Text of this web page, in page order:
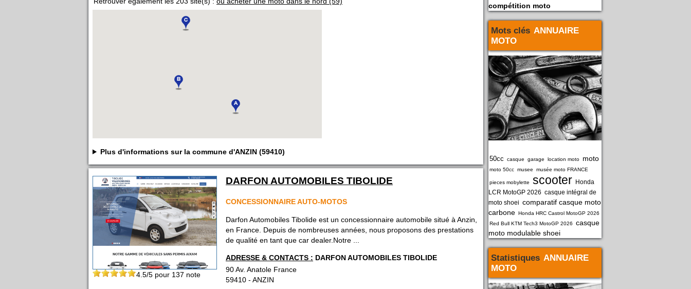
compétition moto
Mots clés ANNUAIRE
MOTO
50cc casque garage location moto moto
moto 50cc musee musée moto FRANCE
pieces mobylette scooter
Honda
LCR MotoGP 2026 casque intégral de
moto shoei comparatif casque moto
carbone Honda HRC Castrol MotoGP 2026
Red Bull KTM Tech3 MotoGP 2026
casque
moto modulable shoei
Statistiques ANNUAIRE
MOTO
Plus d'informations sur la commune d'ANZIN (59410)
4.5/5 pour 137 note
DARFON AUTOMOBILES TIBOLIDE
CONCESSIONNAIRE AUTO-MOTOS
Darfon Automobiles Tibolide est un concessionnaire automobile situé à Anzin,
en France. Depuis de nombreuses années, nous proposons des prestations
de qualité en tant que car dealer.Notre ...
ADRESSE & CONTACTS : DARFON AUTOMOBILES TIBOLIDE
90 Av. Anatole France
59410 - ANZIN